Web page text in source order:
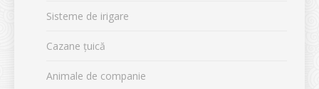
Sisteme de irigare
Cazane țuică
Animale de companie